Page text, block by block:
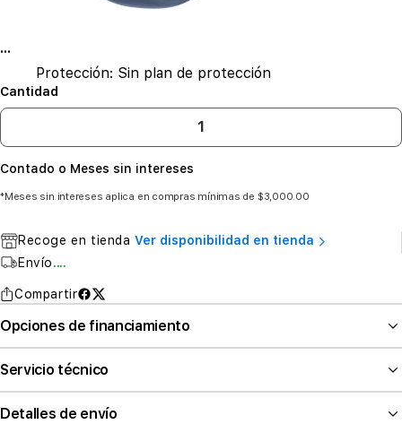
...
Protección: Sin plan de protección
Cantidad
Contado o Meses sin intereses
*Meses sin intereses aplica en compras mínimas de $3,000.00
Recoge en tienda Ver disponibilidad en tienda
Envío....
Compartir
Opciones de financiamiento
Servicio técnico
Detalles de envío